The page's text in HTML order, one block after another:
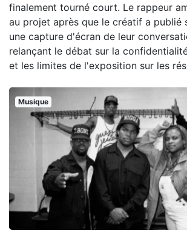
finalement tourné court. Le rappeur
au projet après que le créatif a publié
une capture d'écran de leur
relançant le débat sur la
et les limites de l'exposition sur les
Musique